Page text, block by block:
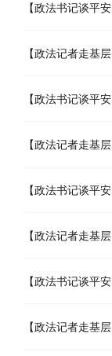
【政法书记谈平
【政法记者走基
【政法书记谈平
【政法记者走基
【政法书记谈平
【政法记者走基
【政法书记谈平
【政法记者走基